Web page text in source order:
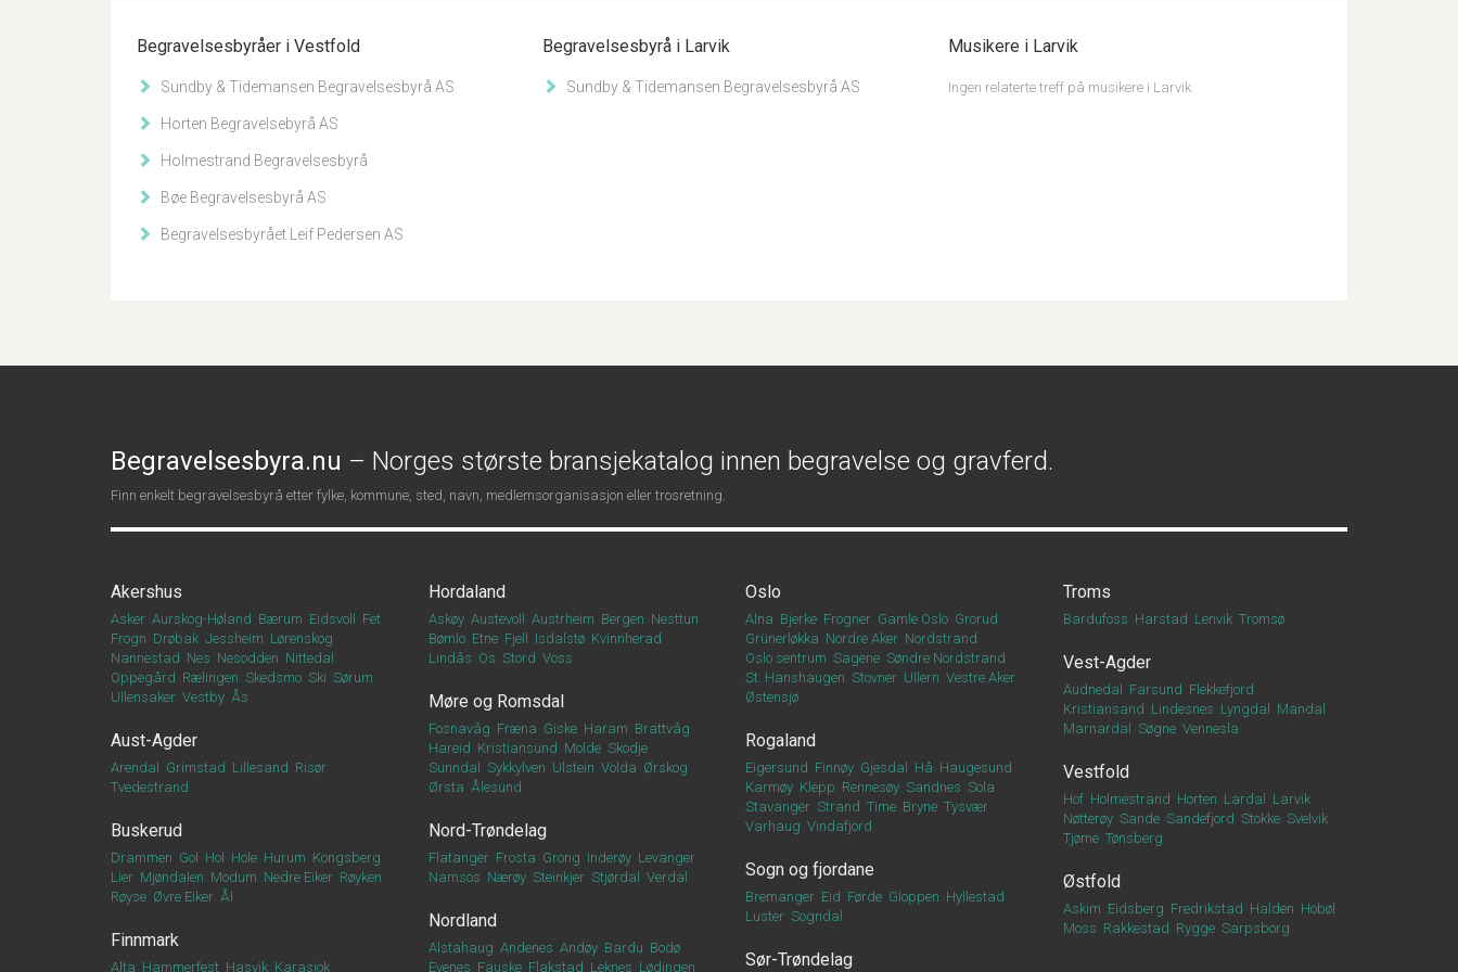
Begravelsesbyråer i Vestfold
Sundby & Tidemansen Begravelsesbyrå AS
Horten Begravelsebyrå AS
Holmestrand Begravelsesbyrå
Bøe Begravelsesbyrå AS
Begravelsesbyrået Leif Pedersen AS
Begravelsesbyrå i Larvik
Sundby & Tidemansen Begravelsesbyrå AS
Musikere i Larvik
Ingen relaterte treff på musikere i Larvik
Begravelsesbyra.nu – Norges største bransjekatalog innen begravelse og gravferd.
Finn enkelt begravelsesbyrå etter fylke, kommune, sted, navn, medlemsorganisasjon eller trosretning.
Akershus
Asker Aurskog-Høland Bærum Eidsvoll
Fet
Frogn Drøbak Jessheim Lørenskog
Nannestad Nes Nesodden Nittedal
Oppegård Rælingen Skedsmo Ski Sørum
Ullensaker Vestby Ås
Aust-Agder
Arendal Grimstad Lillesand Risør
Tvedestrand
Buskerud
Drammen Gol Hol Hole Hurum Kongsberg
Lier Mjøndalen Modum Nedre Eiker Røyken
Røyse Øvre Eiker Ål
Finnmark
Alta Hammerfest Hasvik Karasjok
Hordaland
Askøy Austevoll Austrheim Bergen Nesttun
Bømlo Etne Fjell Isdalstø Kvinnherad
Lindås Os Stord Voss
Møre og Romsdal
Fosnavåg Fræna Giske Haram Brattvåg
Hareid Kristiansund Molde Skodje
Sunndal
Sykkylven Ulstein Volda Ørskog
Ørsta Ålesund
Nord-Trøndelag
Flatanger Frosta Grong Inderøy Levanger
Namsos Nærøy Steinkjer Stjørdal Verdal
Nordland
Alstahaug Andenes Andøy Bardu Bodø
Evenes Fauske Flakstad Leknes Lødingen
Oslo
Alna Bjerke Frogner Gamle Oslo Grorud
Grünerløkka Nordre Aker Nordstrand
Oslo sentrum Sagene Søndre Nordstrand
St. Hanshaugen Stovner Ullern Vestre Aker
Østensjø
Rogaland
Eigersund Finnøy Gjesdal Hå Haugesund
Karmøy Klepp Rennesøy Sandnes Sola
Stavanger Strand Time Bryne Tysvær
Varhaug Vindafjord
Sogn og fjordane
Bremanger Eid Førde Gloppen Hyllestad
Luster Sogndal
Sør-Trøndelag
Troms
Bardufoss Harstad Lenvik Tromsø
Vest-Agder
Audnedal Farsund Flekkefjord
Kristiansand Lindesnes Lyngdal
Mandal
Marnardal
Søgne Vennesla
Vestfold
Hof Holmestrand Horten Lardal
Larvik
Nøtterøy Sande Sandefjord Stokke Svelvik
Tjøme Tønsberg
Østfold
Askim Eidsberg Fredrikstad Halden Hobøl
Moss Rakkestad Rygge Sarpsborg